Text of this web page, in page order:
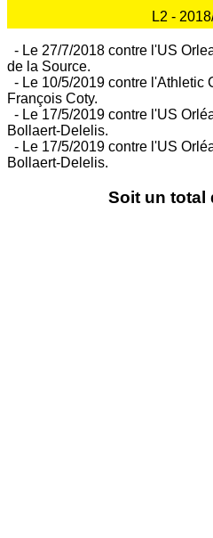
L2 -
- Le 27/7/2018 contre l'US
de la Source.
- Le 10/5/2019 contre l'Athletic
François Coty.
- Le 17/5/2019 contre l'US
Bollaert-Delelis.
- Le 17/5/2019 contre l'US
Bollaert-Delelis.
Soit un total